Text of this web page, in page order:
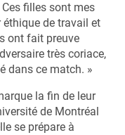
filles sont mes
éthique de travail et
ont fait preuve
très coriace,
dans ce match. »
la fin de leur
de Montréal
se prépare à